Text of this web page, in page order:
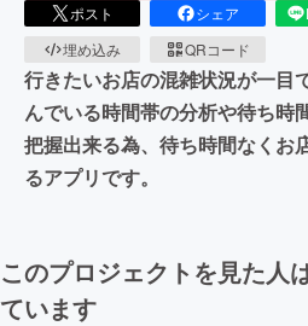
ポスト シェア
埋め込み
QRコード
行きたいお店の混雑状況が一目
んでいる時間帯の分析や待ち時
把握出来る為、待ち時間なくお
るアプリです。
このプロジェクトを見た人
ています